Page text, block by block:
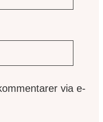
via e-